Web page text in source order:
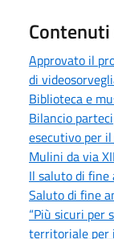
Approvato il
di
Biblioteca e
Bilancio
esecutivo per
Mulini da via
Il saluto di fine
Saluto di fine
“Più sicuri per
territoriale per